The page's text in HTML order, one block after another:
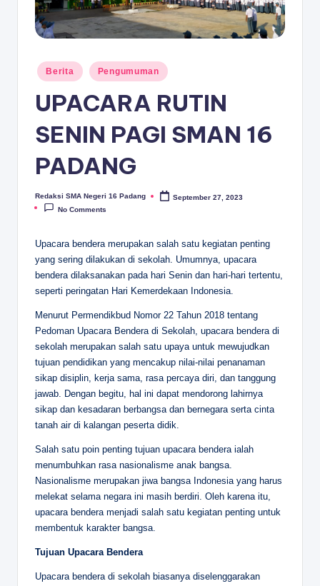
N
G
Posted
in
Berita Pengumuman
UPACARA RUTIN
SENIN PAGI SMAN 16
PADANG
Posted
by
Redaksi SMA Negeri 16 Padang
September 27, 2023
No Comments
Upacara bendera merupakan salah satu kegiatan penting
yang sering dilakukan di sekolah. Umumnya, upacara
bendera dilaksanakan pada hari Senin dan hari-hari tertentu,
seperti peringatan Hari Kemerdekaan Indonesia.
Menurut Permendikbud Nomor 22 Tahun 2018 tentang
Pedoman Upacara Bendera di Sekolah, upacara bendera di
sekolah merupakan salah satu upaya untuk mewujudkan
tujuan pendidikan yang mencakup nilai-nilai penanaman
sikap disiplin, kerja sama, rasa percaya diri, dan tanggung
jawab. Dengan begitu, hal ini dapat mendorong lahirnya
sikap dan kesadaran berbangsa dan bernegara serta cinta
tanah air di kalangan peserta didik.
Salah satu poin penting tujuan upacara bendera ialah
menumbuhkan rasa nasionalisme anak bangsa.
Nasionalisme merupakan jiwa bangsa Indonesia yang harus
melekat selama negara ini masih berdiri. Oleh karena itu,
upacara bendera menjadi salah satu kegiatan penting untuk
membentuk karakter bangsa.
Tujuan Upacara Bendera
Upacara bendera di sekolah biasanya diselenggarakan